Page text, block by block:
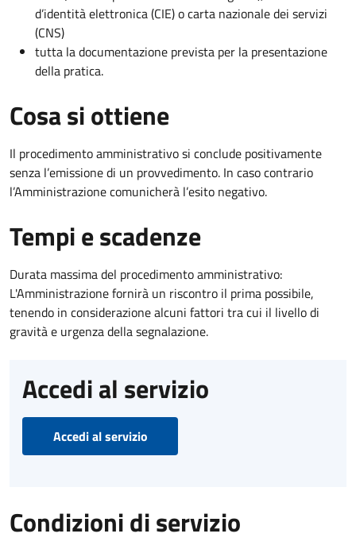
d’identità elettronica (CIE) o carta nazionale dei servizi
(CNS)
tutta la documentazione prevista per la presentazione
della pratica.
Cosa si ottiene
Il procedimento amministrativo si conclude positivamente
senza l’emissione di un provvedimento. In caso contrario
l’Amministrazione comunicherà l’esito negativo.
Tempi e scadenze
Durata massima del procedimento amministrativo:
L'Amministrazione fornirà un riscontro il prima possibile,
tenendo in considerazione alcuni fattori tra cui il livello di
gravità e urgenza della segnalazione.
Accedi al servizio
Accedi al servizio
Condizioni di servizio